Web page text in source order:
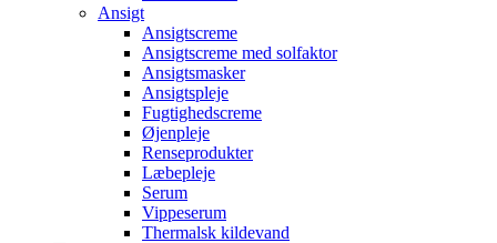
Ansigt
Ansigtscreme
Ansigtscreme med solfaktor
Ansigtsmasker
Ansigtspleje
Fugtighedscreme
Øjenpleje
Renseprodukter
Læbepleje
Serum
Vippeserum
Thermalsk kildevand